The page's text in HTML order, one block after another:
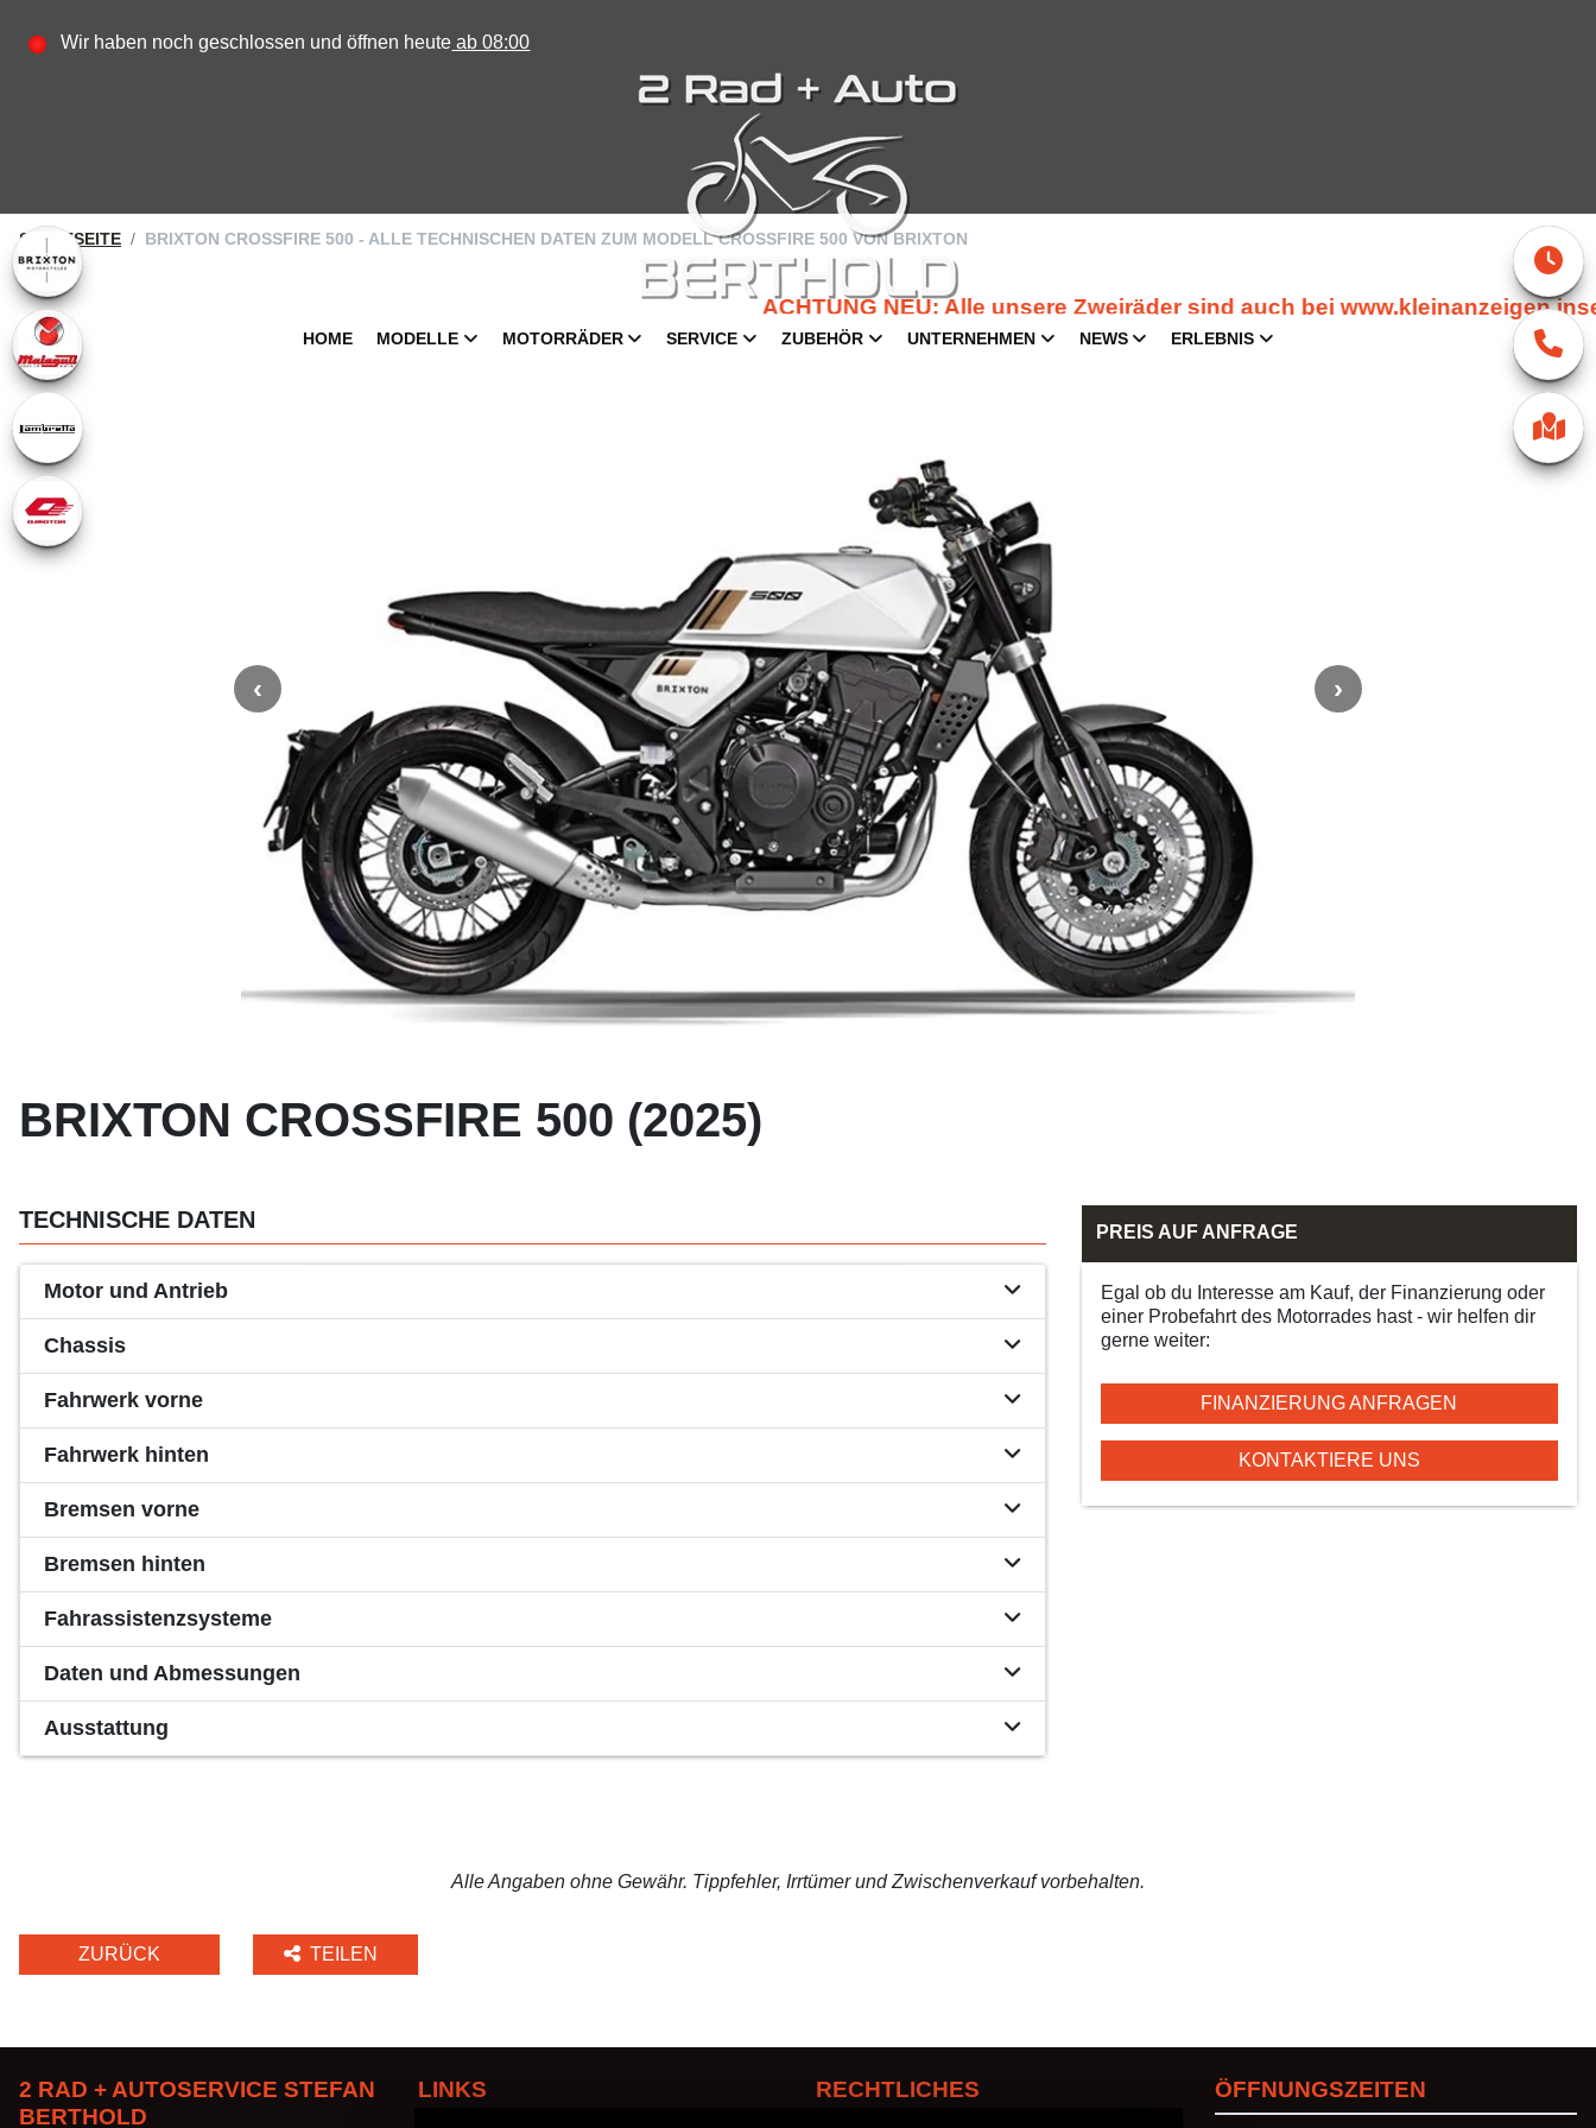
Wir haben noch geschlossen und öffnen heute ab 08:00
HOME MODELLE MOTORRÄDER SERVICE ZUBEHÖR UNTERNEHMEN NEWS ERLEBNIS
STARTSEITE BRIXTON CROSSFIRE 500 - ALLE TECHNISCHEN DATEN ZUM MODELL CROSSFIRE 500 VON BRIXTON
ACHTUNG NEU: Alle unsere Zweiräder sind auch bei www.kleinanzeigen inseriert,
BRIXTON CROSSFIRE 500 (2025)
TECHNISCHE DATEN
Motor und Antrieb
Chassis
Fahrwerk vorne
Fahrwerk hinten
Bremsen vorne
Bremsen hinten
Fahrassistenzsysteme
Daten und Abmessungen
Ausstattung
PREIS AUF ANFRAGE
Egal ob du Interesse am Kauf, der Finanzierung oder
einer Probefahrt des Motorrades hast - wir helfen dir
gerne weiter:
FINANZIERUNG ANFRAGEN
KONTAKTIERE UNS
Alle Angaben ohne Gewähr. Tippfehler, Irrtümer und Zwischenverkauf vorbehalten.
ZURÜCK TEILEN
2 RAD + AUTOSERVICE STEFAN
BERTHOLD
LINKS RECHTLICHES ÖFFNUNGSZEITEN